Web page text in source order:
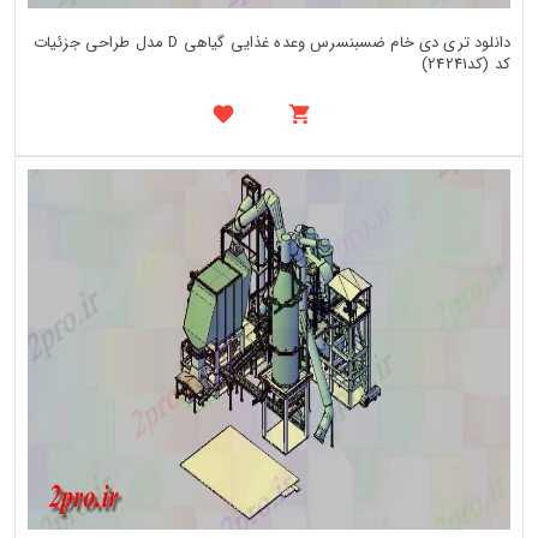
دانلود تری دی خام ضسبنسرس وعده غذایی گیاهی D مدل طراحی جزئیات
کد (کد24241)